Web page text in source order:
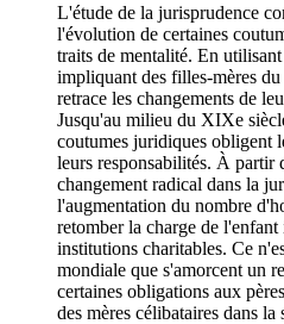
L'étude de la jurisprudence
l'évolution de certaines
traits de mentalité. En
impliquant des filles-mères
retrace les changements de
Jusqu'au milieu du XIXe
coutumes juridiques obligent
leurs responsabilités. À partir
changement radical dans la
l'augmentation du nombre
retomber la charge de
institutions charitables. Ce
mondiale que s'amorcent un
certaines obligations aux
des mères célibataires dans la